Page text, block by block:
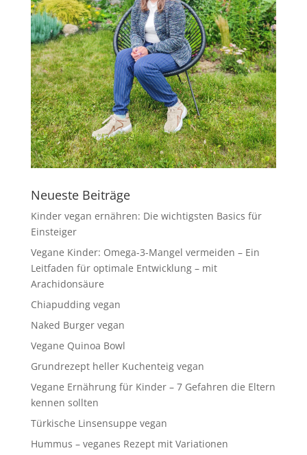
Neueste Beiträge
Kinder vegan ernähren: Die wichtigsten Basics für
Einsteiger
Vegane Kinder: Omega-3-Mangel vermeiden – Ein
Leitfaden für optimale Entwicklung – mit
Arachidonsäure
Chiapudding vegan
Naked Burger vegan
Vegane Quinoa Bowl
Grundrezept heller Kuchenteig vegan
Vegane Ernährung für Kinder – 7 Gefahren die Eltern
kennen sollten
Türkische Linsensuppe vegan
Hummus – veganes Rezept mit Variationen